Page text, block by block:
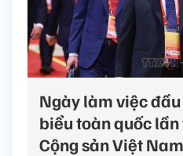
Ngày làm việc
biểu toàn quốc
Cộng sản Việt Nam